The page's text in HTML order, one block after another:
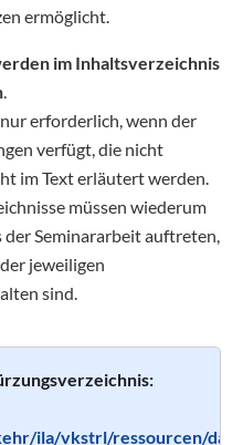
ermöglicht.
im Inhaltsverzeichnis
.
erforderlich, wenn der
verfügt, die nicht
im Text erläutert werden.
müssen wiederum
Seminararbeit auftreten,
jeweiligen
sind.
ila/vkstrl/ressourcen/